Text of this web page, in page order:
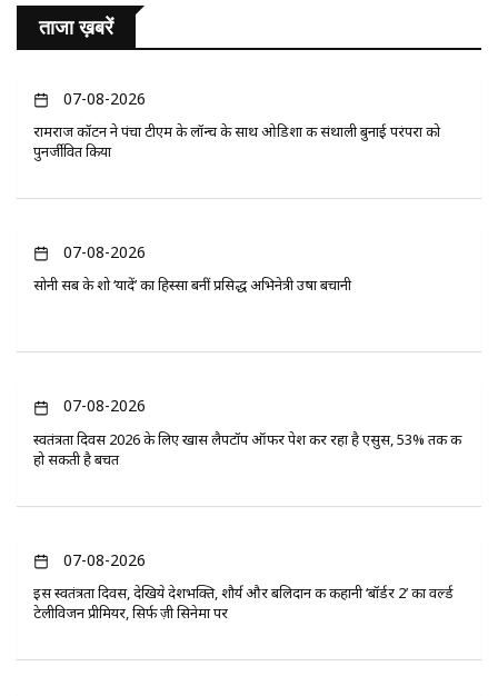
ताजा ख़बरें
07-08-2026
रामराज कॉटन ने पंचा टीएम के लॉन्च के साथ ओडिशा की संथाली बुनाई परंपरा को
पुनर्जीवित किया
07-08-2026
सोनी सब के शो ‘यादें’ का हिस्सा बनीं प्रसिद्ध अभिनेत्री उषा बचानी
07-08-2026
स्वतंत्रता दिवस 2026 के लिए खास लैपटॉप ऑफर पेश कर रहा है एसुस, 53% तक की
हो सकती है बचत
07-08-2026
इस स्वतंत्रता दिवस, देखिये देशभक्ति, शौर्य और बलिदान की कहानी ‘बॉर्डर 2’ का वर्ल्ड
टेलीविजन प्रीमियर, सिर्फ ज़ी सिनेमा पर